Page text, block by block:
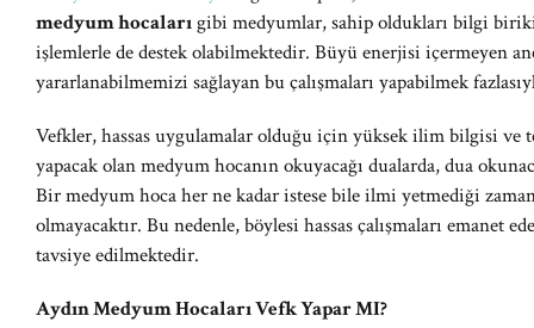
medyum hocalarıgibi medyumlar, sahip oldukları bilgi
işlemlerle de destek olabilmektedir. Büyü enerjisi içermeyen
yararlanabilmemizi sağlayan bu çalışmaları yapabilmek
Vefkler, hassas uygulamalar olduğu için yüksek ilim bilgisi ve
yapacak olan medyum hocanın okuyacağı dualarda, dua
Bir medyum hoca her ne kadar istese bile ilmi yetmediği
olmayacaktır. Bu nedenle, böylesi hassas çalışmaları emanet
tavsiye edilmektedir.
Aydın Medyum Hocaları Vefk Yapar MI?